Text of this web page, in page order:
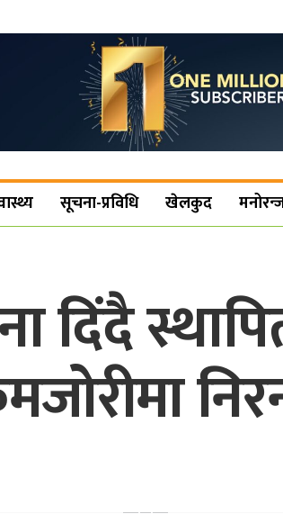
सूचना-प्रविधि खेलकुद
दिंदै